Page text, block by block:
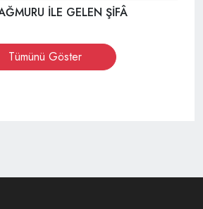
İLE GELEN ŞİFÂ
Tümünü Göster